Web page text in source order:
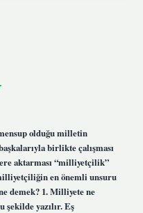
olduğu milletin
birlikte çalışması
aktarması “milliyetçilik”
en önemli unsuru
demek? 1. Milliyete ne
yazılır. Eş